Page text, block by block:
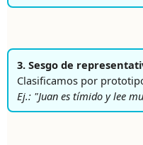
3. Sesgo de
Clasificamos por
Ej.: "Juan es tímido y lee